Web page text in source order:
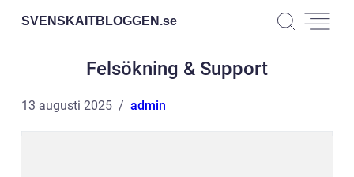
SVENSKAITBLOGGEN.se
Felsökning & Support
13 augusti 2025 admin